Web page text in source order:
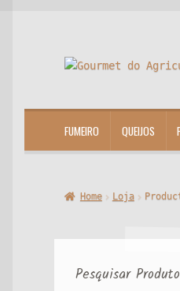
Ir
Saltar
FUMEIRO QUEIJOS
Home Loja
Pesquisar Produto